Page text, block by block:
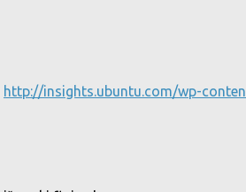
http://insights.ubuntu.com/wp-